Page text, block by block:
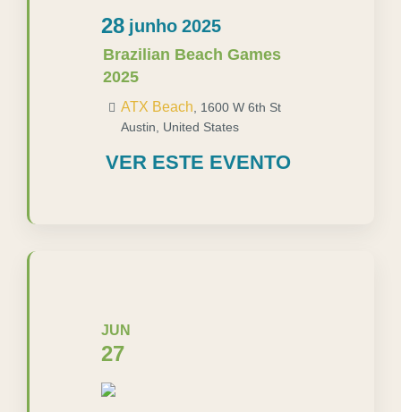
28 junho 2025
Brazilian Beach Games
2025
ATX Beach
1600 W 6th St
Austin
United States
VER ESTE EVENTO
JUN
27